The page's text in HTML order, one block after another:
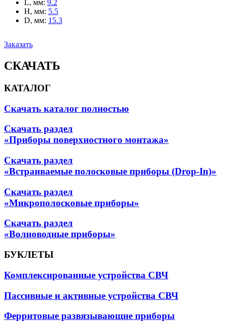
L, мм: 9.2
H, мм: 5.5
D, мм: 15.3
Заказать
СКАЧАТЬ
КАТАЛОГ
Скачать каталог полностью
Скачать раздел
«Приборы поверхностного монтажа»
Скачать раздел
«Встраиваемые полосковые приборы (Drop-In)»
Скачать раздел
«Микрополосковые приборы»
Скачать раздел
«Волноводные приборы»
БУКЛЕТЫ
Комплексированные устройства СВЧ
Пассивные и активные устройства СВЧ
Ферритовые развязывающие приборы